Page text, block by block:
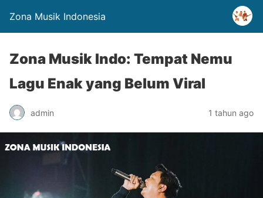
Zona Musik Indonesia
Zona Musik Indo: Tempat Nemu
Lagu Enak yang Belum Viral
admin 1 tahun ago